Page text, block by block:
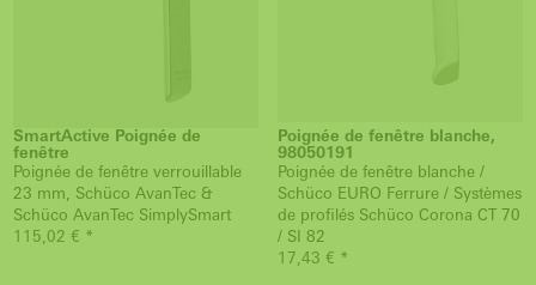
SmartActive Poignée de
fenêtre
Poignée de fenêtre verrouillable
23 mm, Schüco AvanTec &
Schüco AvanTec SimplySmart
115,02 € *
Poignée de fenêtre blanche,
98050191
Poignée de fenêtre blanche /
Schüco EURO Ferrure / Systèmes
de profilés Schüco Corona CT 70
/ SI 82
17,43 € *